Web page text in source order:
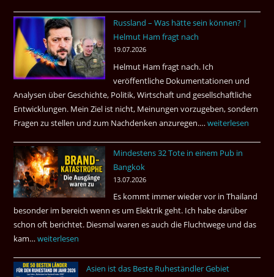
aufgeklärt
3
Tote
kamen
dazu.
Russland – Was hätte sein können? |
Helmut Ham fragt nach
19.07.2026
Helmut Ham fragt nach. Ich
veröffentliche Dokumentationen und
Analysen über Geschichte, Politik, Wirtschaft und gesellschaftliche
Entwicklungen. Mein Ziel ist nicht, Meinungen vorzugeben, sondern
Fragen zu stellen und zum Nachdenken anzuregen.…Russland
Was
können?
|
Helmut
fragt
weiterlesen
Mindestens 32 Tote in einem Pub in
Bangkok
13.07.2026
Es kommt immer wieder vor in Thailand
besonder im bereich wenn es um Elektrik geht. Ich habe darüber
schon oft berichtet. Diesmal waren es auch die Fluchtwege und das
kam…Mindestens
Tote
weiterlesen
Asien ist das Beste Ruheständler Gebiet